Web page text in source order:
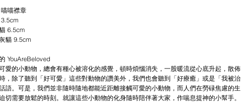
喵襟章
6.5cm
貓 9.5cm
YouAreBeloved
愛的小動物，總會有種心被溶化的感覺，頓時煩惱消失，一股暖流從心底升起，散佈
，除了聽到「好可愛」這些對動物的讚美外，我們也會聽到「好療癒」或是「我被治
語。可是，我們並非隨時隨地都能近距離接觸可愛的小動物，而人們在勞碌焦慮的生
切需要放鬆的時刻。就讓這些小動物的化身隨時陪伴著大家，作喘息提神的小幫手。